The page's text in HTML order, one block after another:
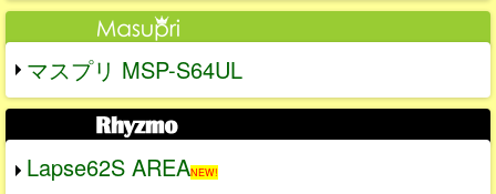
マスプリ MSP-S64UL
Lapse62S AREANEW!